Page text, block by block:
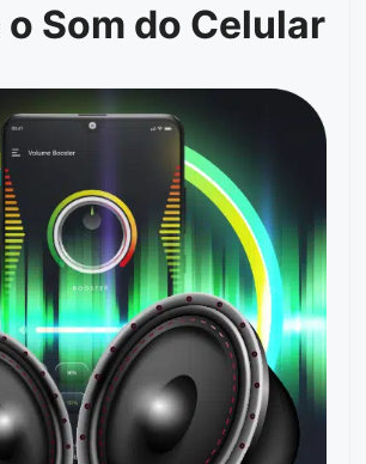
Som do Celular